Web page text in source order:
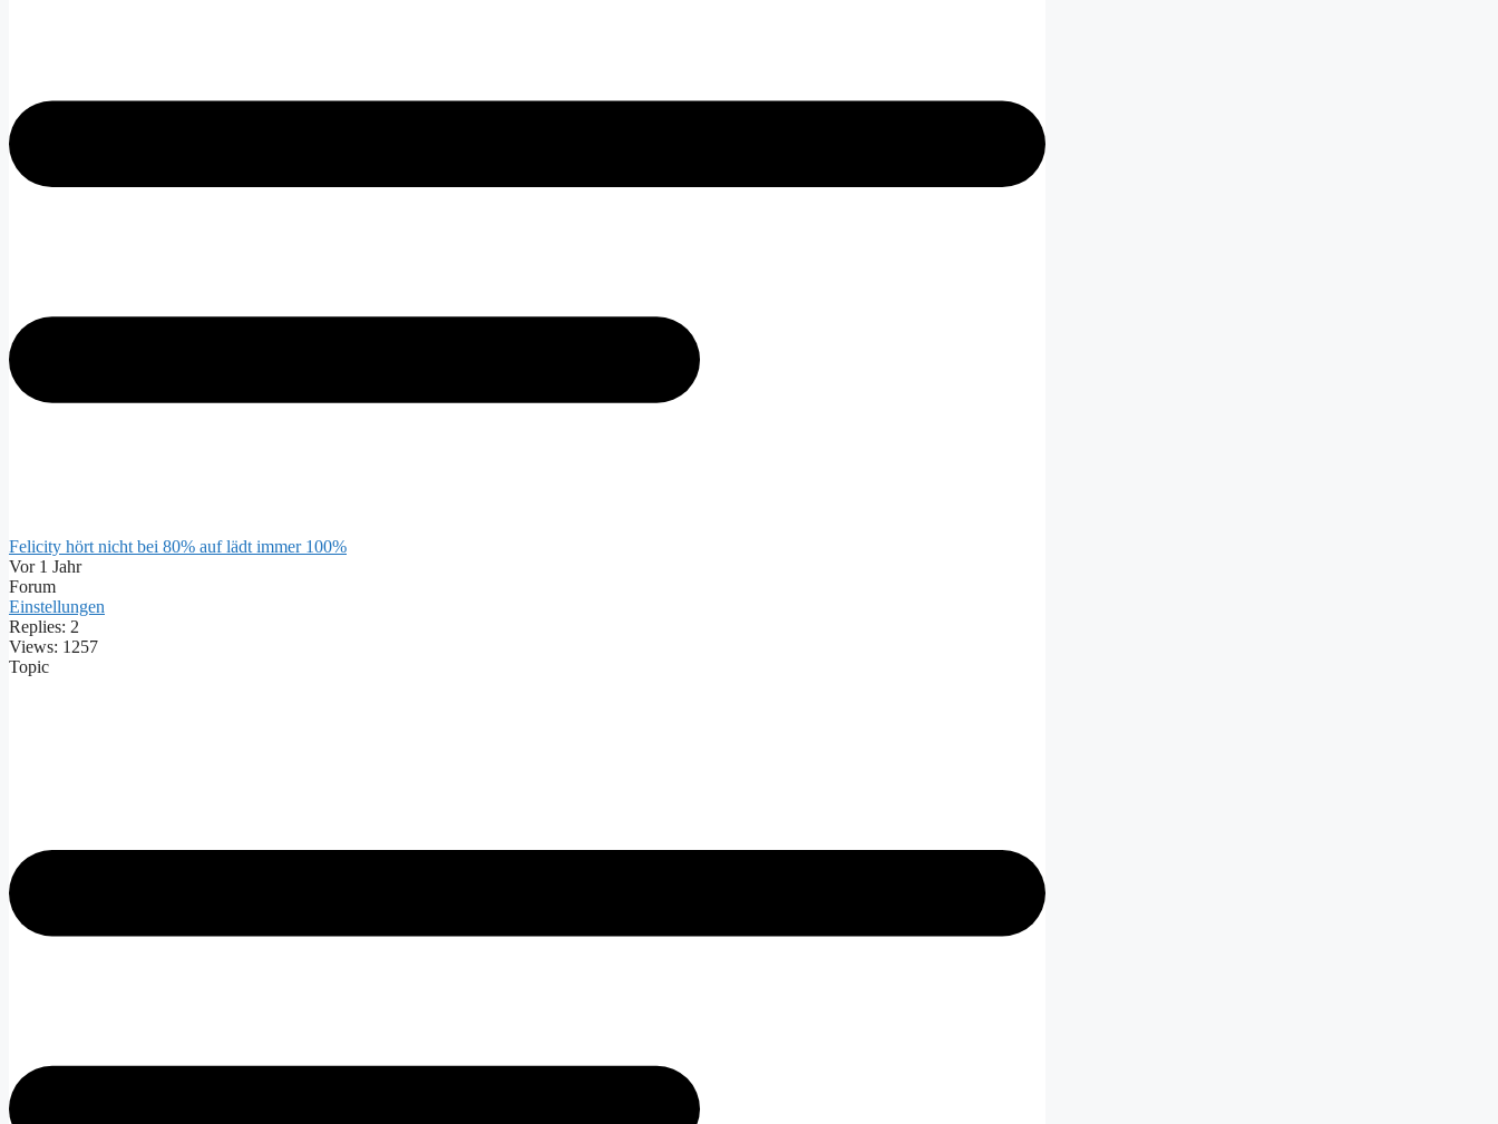
Felicity hört nicht bei 80% auf lädt immer 100%
Vor 1 Jahr
Forum
Einstellungen
Replies: 2
Views: 1257
Topic